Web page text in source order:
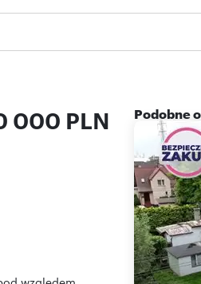
000 PLN Podobne